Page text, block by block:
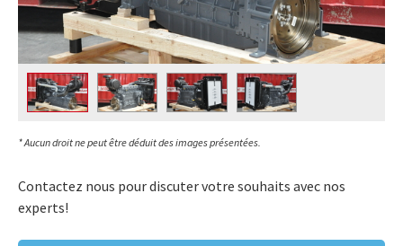
* Aucun droit ne peut être déduit des images présentées.
Contactez nous pour discuter votre souhaits avec nos
experts!